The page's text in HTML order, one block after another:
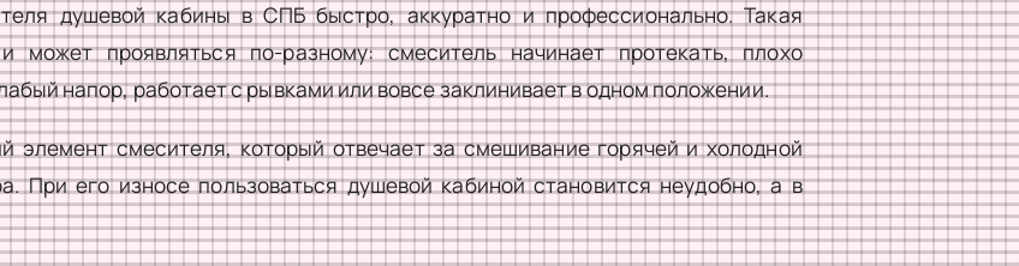
душевой кабины в СПБ быстро, аккуратно и профессионально. Такая
может проявляться по-разному: смеситель начинает протекать, плохо
напор, работает с рывками или вовсе заклинивает в одном положении.
элемент смесителя, который отвечает за смешивание горячей и холодной
При его износе пользоваться душевой кабиной становится неудобно, а в